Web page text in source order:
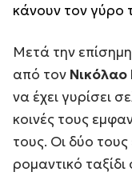
κάνουν τον γύρο
Μετά την
από τον Νικόλαο
να έχει γυρίσει
κοινές τους
τους. Οι δύο
ρομαντικό